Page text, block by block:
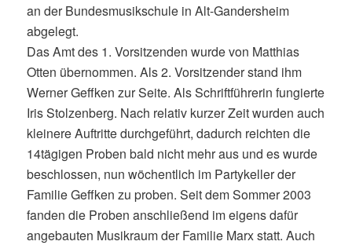
an der Bundesmusikschule in Alt-Gandersheim
abgelegt.
Das Amt des 1. Vorsitzenden wurde von Matthias
Otten übernommen. Als 2. Vorsitzender stand ihm
Werner Geffken zur Seite. Als Schriftführerin fungierte
Iris Stolzenberg. Nach relativ kurzer Zeit wurden auch
kleinere Auftritte durchgeführt, dadurch reichten die
14tägigen Proben bald nicht mehr aus und es wurde
beschlossen, nun wöchentlich im Partykeller der
Familie Geffken zu proben. Seit dem Sommer 2003
fanden die Proben anschließend im eigens dafür
angebauten Musikraum der Familie Marx statt. Auch